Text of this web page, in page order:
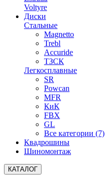
Voltyre
Диски
Стальные
Magnetto
Trebl
Accuride
ТЗСК
Легкосплавные
SR
Powcan
MFR
КиК
FBX
GL
Все категории (7)
Квадрошины
Шиномонтаж
КАТАЛОГ